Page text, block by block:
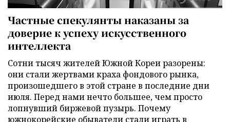
Частные спекулянты наказаны за
доверие к успеху искусственного
интеллекта
Сотни тысяч жителей Южной Кореи разорены:
они стали жертвами краха фондового рынка,
произошедшего в этой стране в последние дни
июля. Перед нами нечто большее, чем просто
лопнувший биржевой пузырь. Почему
южнокорейские обыватели стали играть в